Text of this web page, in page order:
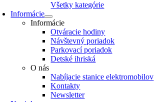
Všetky kategórie
Informácie
Informácie
Otváracie hodiny
Návštevný poriadok
Parkovací poriadok
Detské ihriská
O nás
Nabíjacie stanice elektromobilov
Kontakty
Newsletter